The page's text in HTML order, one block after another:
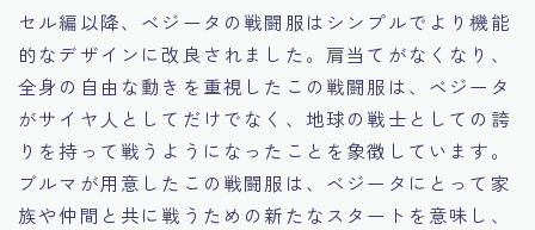
セル編以降、ベジータの戦闘服はシンプルでより機能
的なデザインに改良されました。肩当てがなくなり、
全身の自由な動きを重視したこの戦闘服は、ベジータ
がサイヤ人としてだけでなく、地球の戦士としての誇
りを持って戦うようになったことを象徴しています。
ブルマが用意したこの戦闘服は、ベジータにとって家
族や仲間と共に戦うための新たなスタートを意味し、